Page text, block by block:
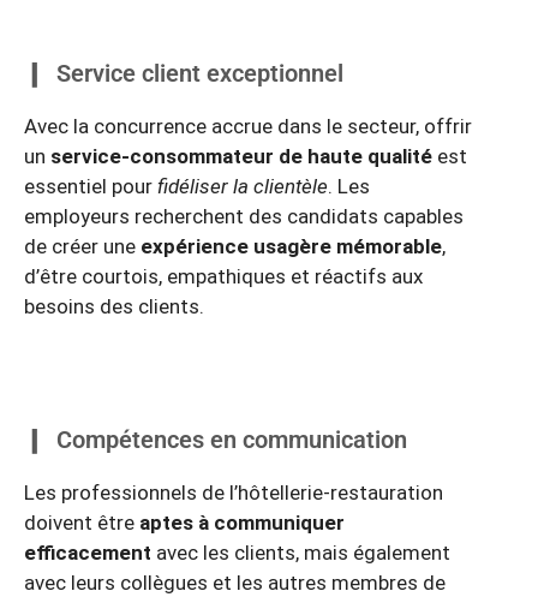
Service client exceptionnel
Avec la concurrence accrue dans le secteur, offrir
un service-consommateur de haute qualité est
essentiel pour fidéliser la clientèle. Les
employeurs recherchent des candidats capables
de créer une expérience usagère mémorable,
d’être courtois, empathiques et réactifs aux
besoins des clients.
Compétences en communication
Les professionnels de l’hôtellerie-restauration
doivent être aptes à communiquer
efficacement avec les clients, mais également
avec leurs collègues et les autres membres de